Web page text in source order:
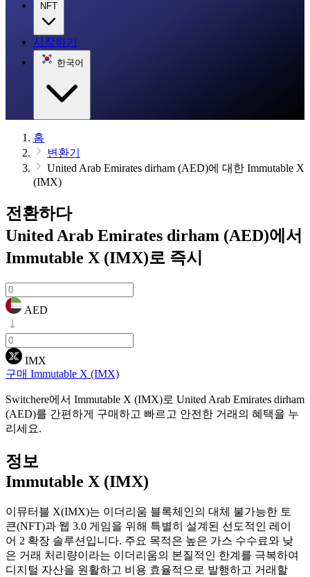
NFT
시작하기
한국어
홈
변환기
United Arab Emirates dirham (AED)에 대한 Immutable X
(IMX)
전환하다
United Arab Emirates dirham (AED)에서
Immutable X (IMX)로 즉시
AED
IMX
구매 Immutable X (IMX)
Switchere에서 Immutable X (IMX)로 United Arab Emirates dirham
(AED)를 간편하게 구매하고 빠르고 안전한 거래의 혜택을 누
리세요.
정보
Immutable X (IMX)
이뮤터블 X(IMX)는 이더리움 블록체인의 대체 불가능한 토
큰(NFT)과 웹 3.0 게임을 위해 특별히 설계된 선도적인 레이
어 2 확장 솔루션입니다. 주요 목적은 높은 가스 수수료와 낮
은 거래 처리량이라는 이더리움의 본질적인 한계를 극복하여
디지털 자산을 원활하고 비용 효율적으로 발행하고 거래할